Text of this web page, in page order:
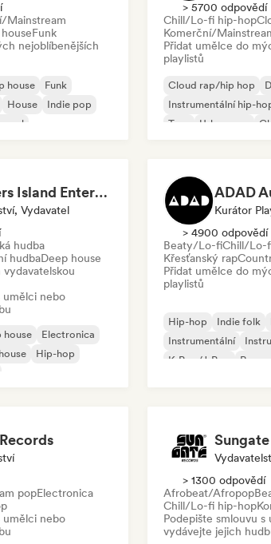
Mainstream
Funk
nejoblíbenějších
house
Funk
House
Indie pop
soul
> 5700 odpovědí
Chill/Lo-fi hip-hop
Komerční/
Přidat umělce do
playlistů
Cloud rap/hip hop
Instrumentální hip-
Trap
Urban pop
Dreamers Island Entertainment
Vydavatel
hudba
hudbaDeep house
umělci nebo
house
Electronica
Hip-hop
ADAD
Kurátor
> 4900 odpovědí
Beaty/Lo-fiChill/Lo-
Křesťanský rap
Přidat umělce do
playlistů
Hip-hop Indie folk
Instrumentální
K-Pop/J-Pop
Rap v
popElectronica
umělci nebo
> 1300 odpovědí
Afrobeat/Afropop
Chill/Lo-fi hip-hop
Podepište smlouvu s
vydávejte jejich